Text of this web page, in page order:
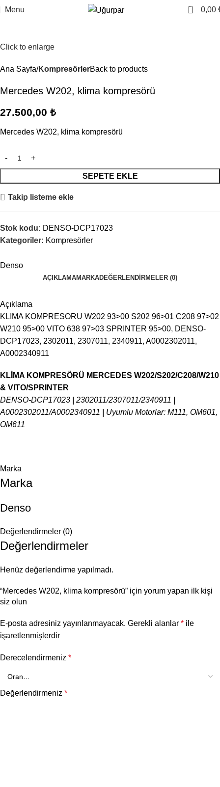
Menu 0 0,00
Click to enlarge
Ana Sayfa KompresörlerBack to products
Mercedes W202, klima kompresörü
27.500,00 ₺
Mercedes W202, klima kompresörü
SEPETE EKLE
Takip listeme ekle
Stok kodu: DENSO-DCP17023
Kategoriler: Kompresörler
Denso
AÇIKLAMAMARKADEĞERLENDIRMELER (0)
Açıklama
KLIMA KOMPRESORU W202 93>00 S202 96>01 C208 97>02
W210 95>00 VITO 638 97>03 SPRINTER 95>00, DENSO-
DCP17023, 2302011, 2307011, 2340911, A0002302011,
A0002340911
KLİMA KOMPRESÖRÜ MERCEDES W202/S202/C208/W210
& VITO/SPRINTER
DENSO-DCP17023 | 2302011/2307011/2340911 |
A0002302011/A0002340911 | Uyumlu Motorlar: M111, OM601,
OM611
Marka
Marka
Denso
Değerlendirmeler (0)
Değerlendirmeler
Henüz değerlendirme yapılmadı.
“Mercedes W202, klima kompresörü” için yorum yapan ilk kişi
siz olun
E-posta adresiniz yayınlanmayacak. Gerekli alanlar * ile
işaretlenmişlerdir
Derecelendirmeniz *
Değerlendirmeniz *